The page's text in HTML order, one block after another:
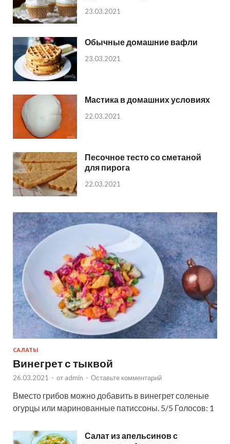
23.03.2021
Обычные домашние вафли
23.03.2021
Мастика в домашних условиях
22.03.2021
Песочное тесто со сметаной
для пирога
22.03.2021
САЛАТЫ
Винегрет с тыквой
26.03.2021 - от admin - Оставьте комментарий
Вместо грибов можно добавить в винегрет соленые
огурцы или маринованные патиссоны. 5/5 Голосов: 1
Салат из апельсинов с